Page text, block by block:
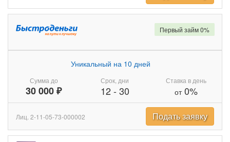
Сумма до
30 000 ₽
Уникальный на 10 дней
Срок, дни
12- 30
Ставка в день
от0%
Первый займ 0%
Лиц. 2-11-05-73-000002 Подать заявку